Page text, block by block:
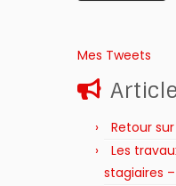
Mes Tweets
Retour sur
Les
stagiaires –